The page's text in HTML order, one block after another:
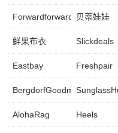
Forwardforward 贝蒂娃娃
鲜果布衣 Slickdeals
Eastbay Freshpair
BergdorfGoodman
AlohaRag Heels